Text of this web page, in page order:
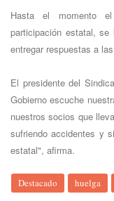
Hasta el momento
participación estatal,
entregar respuestas a
El presidente del
Gobierno escuche
nuestros socios que
sufriendo accidentes y
estatal", afirma.
Destacado huelga